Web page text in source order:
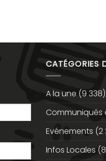
CATÉGORIES
A la une (9 338)
Communiqués
Evénements (2
Infos Locales